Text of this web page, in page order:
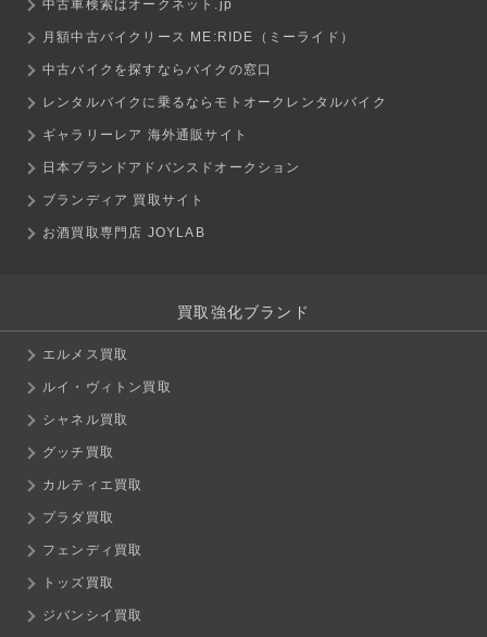
中古車検索はオークネット.jp
月額中古バイクリース ME:RIDE（ミーライド）
中古バイクを探すならバイクの窓口
レンタルバイクに乗るならモトオークレンタルバイク
ギャラリーレア 海外通販サイト
日本ブランドアドバンスドオークション
ブランディア 買取サイト
お酒買取専門店 JOYLAB
買取強化ブランド
エルメス買取
ルイ・ヴィトン買取
シャネル買取
グッチ買取
カルティエ買取
プラダ買取
フェンディ買取
トッズ買取
ジバンシイ買取